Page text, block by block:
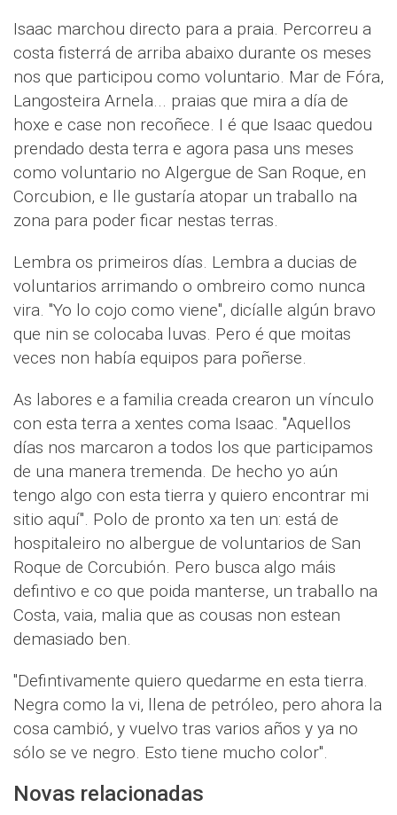
Isaac marchou directo para a praia. Percorreu a
costa fisterrá de arriba abaixo durante os meses
nos que participou como voluntario. Mar de Fóra,
Langosteira Arnela... praias que mira a día de
hoxe e case non recoñece. I é que Isaac quedou
prendado desta terra e agora pasa uns meses
como voluntario no Algergue de San Roque, en
Corcubion, e lle gustaría atopar un traballo na
zona para poder ficar nestas terras.
Lembra os primeiros días. Lembra a ducias de
voluntarios arrimando o ombreiro como nunca
vira. "Yo lo cojo como viene", dicíalle algún bravo
que nin se colocaba luvas. Pero é que moitas
veces non había equipos para poñerse.
As labores e a familia creada crearon un vínculo
con esta terra a xentes coma Isaac. "Aquellos
días nos marcaron a todos los que participamos
de una manera tremenda. De hecho yo aún
tengo algo con esta tierra y quiero encontrar mi
sitio aquí". Polo de pronto xa ten un: está de
hospitaleiro no albergue de voluntarios de San
Roque de Corcubión. Pero busca algo máis
defintivo e co que poida manterse, un traballo na
Costa, vaia, malia que as cousas non estean
demasiado ben.
"Defintivamente quiero quedarme en esta tierra.
Negra como la vi, llena de petróleo, pero ahora la
cosa cambió, y vuelvo tras varios años y ya no
sólo se ve negro. Esto tiene mucho color".
Novas relacionadas